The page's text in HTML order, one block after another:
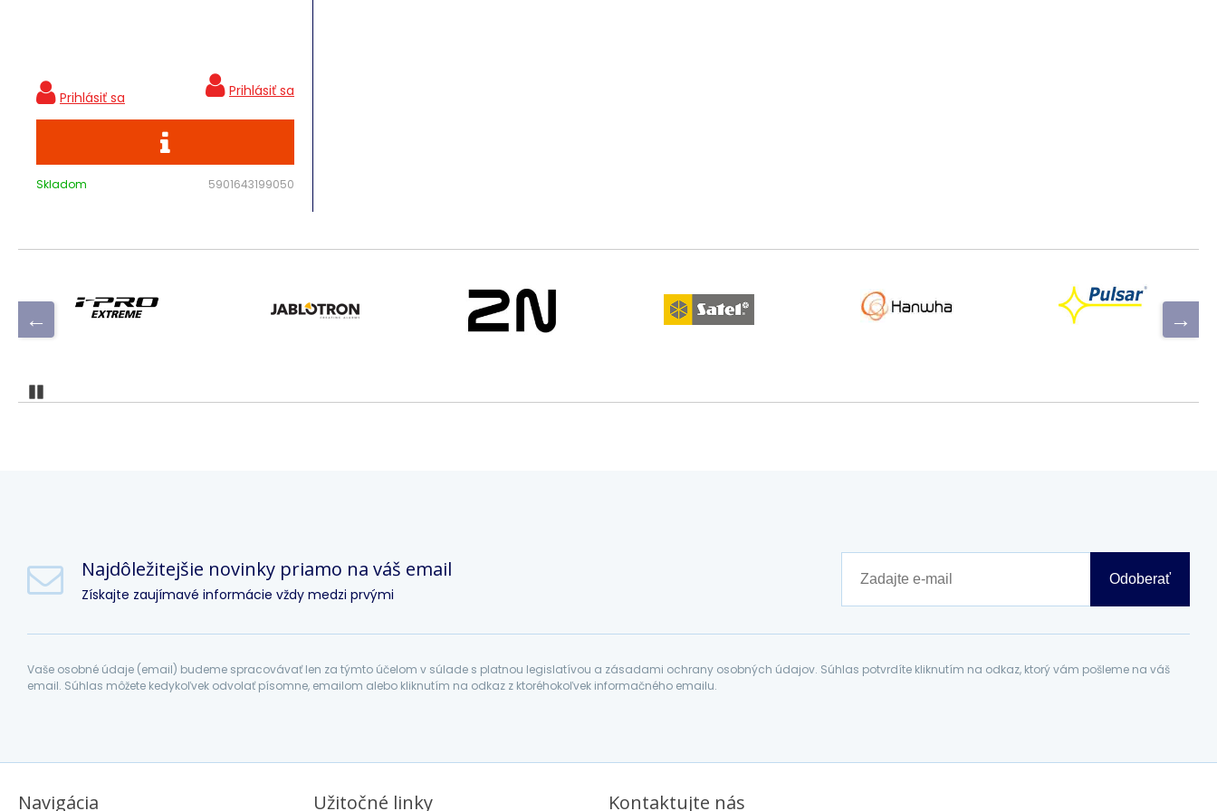
Skladom 5901643199050
Najdôležitejšie novinky priamo na váš email
Získajte zaujímavé informácie vždy medzi prvými
Odoberať
Vaše osobné údaje (email) budeme spracovávať len za týmto účelom v súlade s platnou legislatívou a zásadami ochrany osobných údajov. Súhlas potvrdíte kliknutím na odkaz, ktorý vám pošleme na váš
email. Súhlas môžete kedykoľvek odvolať písomne, emailom alebo kliknutím na odkaz z ktoréhokoľvek informačného emailu.
Navigácia Užitočné linky Kontaktujte nás